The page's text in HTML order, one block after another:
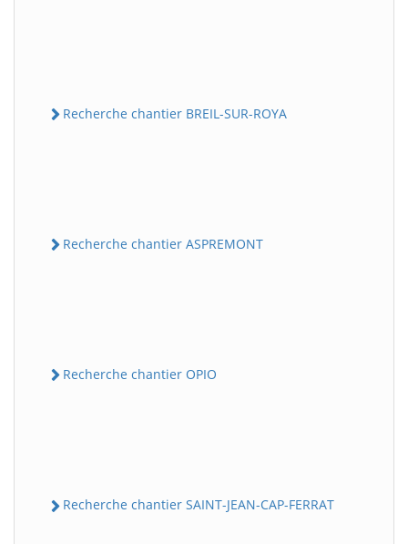
Recherche chantier BREIL-SUR-ROYA
Recherche chantier ASPREMONT
Recherche chantier OPIO
Recherche chantier SAINT-JEAN-CAP-FERRAT